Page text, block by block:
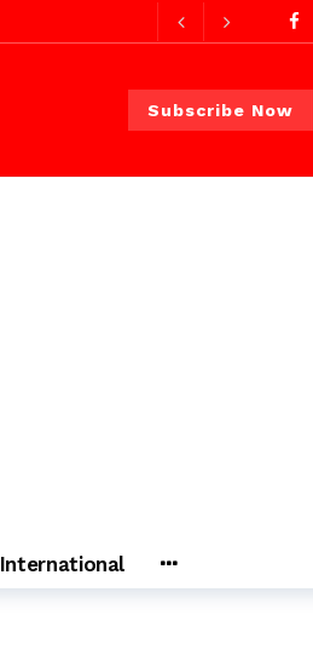
Subscribe Now
International